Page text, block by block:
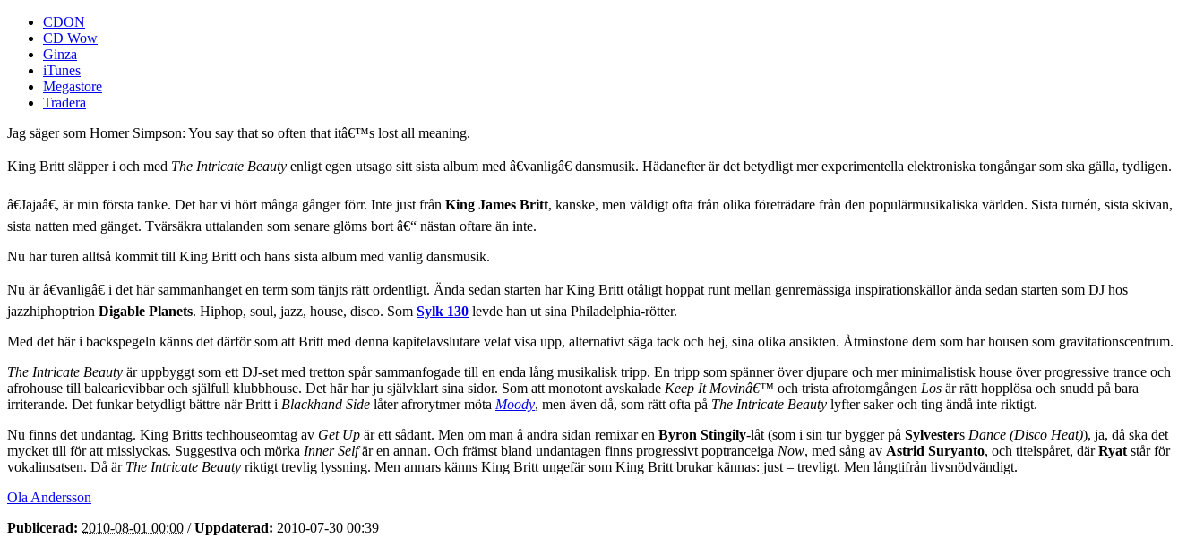
CDON
CD Wow
Ginza
iTunes
Megastore
Tradera
Jag säger som Homer Simpson: You say that so often that itâ€™s lost all meaning.
King Britt släpper i och med The Intricate Beauty enligt egen utsago sitt sista album med â€vanligâ€ dansmusik. Hädanefter är det betydligt mer experimentella elektroniska tongångar som ska gälla, tydligen.
â€Jajaâ€, är min första tanke. Det har vi hört många gånger förr. Inte just från King James Britt, kanske, men väldigt ofta från olika företrädare från den populärmusikaliska världen. Sista turnén, sista skivan,
sista natten med gänget. Tvärsäkra uttalanden som senare glöms bort â€“ nästan oftare än inte.
Nu har turen alltså kommit till King Britt och hans sista album med vanlig dansmusik.
Nu är â€vanligâ€ i det här sammanhanget en term som tänjts rätt ordentligt. Ända sedan starten har King Britt otåligt hoppat runt mellan genremässiga inspirationskällor ända sedan starten som DJ hos
jazzhiphoptrion Digable Planets. Hiphop, soul, jazz, house, disco. Som Sylk 130 levde han ut sina Philadelphia-rötter.
Med det här i backspegeln känns det därför som att Britt med denna kapitelavslutare velat visa upp, alternativt säga tack och hej, sina olika ansikten. Åtminstone dem som har housen som gravitationscentrum.
The Intricate Beauty är uppbyggt som ett DJ-set med tretton spår sammanfogade till en enda lång musikalisk tripp. En tripp som spänner över djupare och mer minimalistisk house över progressive trance och
afrohouse till balearicvibbar och själfull klubbhouse. Det här har ju självklart sina sidor. Som att monotont avskalade Keep It Movinâ€™ och trista afrotomgången Los är rätt hopplösa och snudd på bara
irriterande. Det funkar betydligt bättre när Britt i Blackhand Side låter afrorytmer möta Moody, men även då, som rätt ofta på The Intricate Beauty lyfter saker och ting ändå inte riktigt.
Nu finns det undantag. King Britts techhouseomtag av Get Up är ett sådant. Men om man å andra sidan remixar en Byron Stingily-låt (som i sin tur bygger på Sylvesters Dance (Disco Heat)), ja, då ska det
mycket till för att misslyckas. Suggestiva och mörka Inner Selfär en annan. Och främst bland undantagen finns progressivt poptranceiga Now, med sång av Astrid Suryanto, och titelspåret, därRyatstår för
vokalinsatsen. Då är The Intricate Beauty riktigt trevlig lyssning. Men annars känns King Britt ungefär som King Britt brukar kännas: just – trevligt. Men långtifrån livsnödvändigt.
Ola Andersson
Publicerad: 2010-08-01 00:00 /Uppdaterad: 2010-07-30 00:39